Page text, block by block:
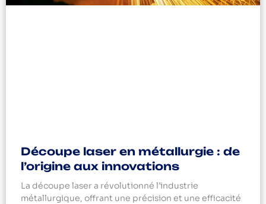
Découpe laser en métallurgie : de
l’origine aux innovations
La découpe laser a révolutionné l’industrie
métallurgique, offrant une précision et une efficacité